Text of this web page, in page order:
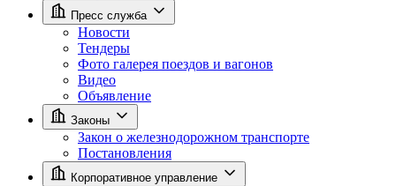
Пресс служба
Новости
Тендеры
Фото галерея поездов и вагонов
Видео
Объявление
Законы
Закон о железнодорожном транспорте
Постановления
Корпоративное управление